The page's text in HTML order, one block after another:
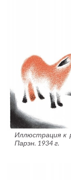
Иллюстрация к
Парэн. 1934 г.